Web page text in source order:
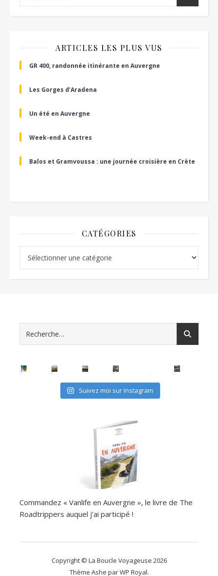
ARTICLES LES PLUS VUS
GR 400, randonnée itinérante en Auvergne
Les Gorges d’Aradena
Un été en Auvergne
Week-end à Castres
Balos et Gramvoussa : une journée croisière en Crète
CATÉGORIES
Suivez moi sur Instagram
Commandez « Vanlife en Auvergne », le livre de The
Roadtrippers auquel j’ai participé !
Copyright © La Boucle Voyageuse 2026
Thème Ashe parWP Royal.